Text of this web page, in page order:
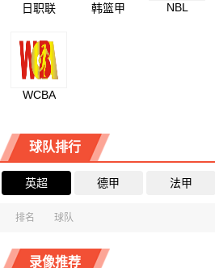
日职联 韩篮甲 NBL
WCBA
球队排行
英超 德甲 法甲
排名 球队
录像推荐